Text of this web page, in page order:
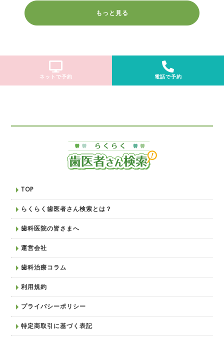
もっと見る
ネットで予約 電話で予約
TOP
らくらく歯医者さん検索とは？
歯科医院の皆さまへ
運営会社
歯科治療コラム
利用規約
プライバシーポリシー
特定商取引に基づく表記